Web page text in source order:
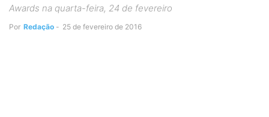
Awards na quarta-feira, 24 de fevereiro
Por Redação - 25 de fevereiro de 2016